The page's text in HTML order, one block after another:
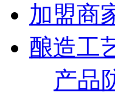
加盟商
酿造工
产品